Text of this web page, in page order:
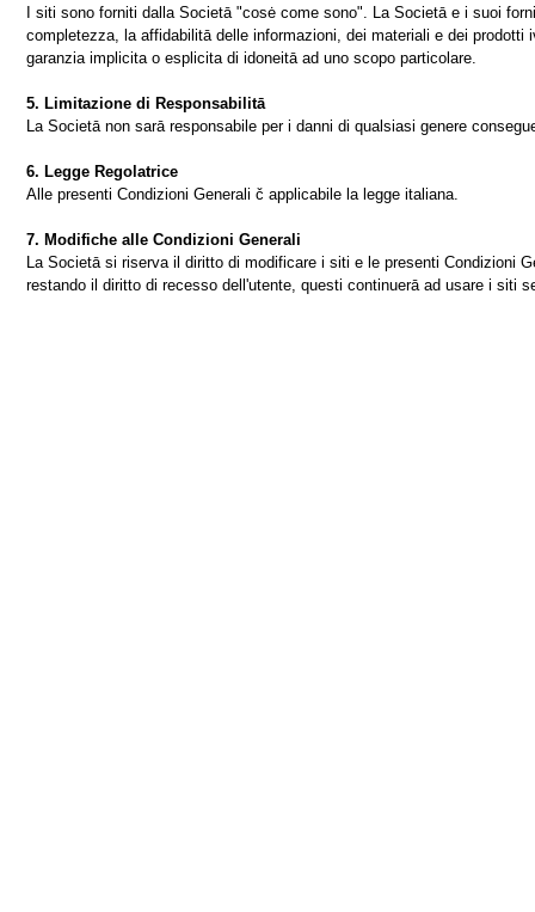
I siti sono forniti dalla Societā "cosė come sono". La Societā e i suoi
completezza, la affidabilitā delle informazioni, dei materiali e dei
garanzia implicita o esplicita di idoneitā ad uno scopo particolare.
5. Limitazione di Responsabilitā
La Societā non sarā responsabile per i danni di qualsiasi genere
6. Legge Regolatrice
Alle presenti Condizioni Generali č applicabile la legge italiana.
7. Modifiche alle Condizioni Generali
La Societā si riserva il diritto di modificare i siti e le presenti Condizioni
restando il diritto di recesso dell'utente, questi continuerā ad usare i siti